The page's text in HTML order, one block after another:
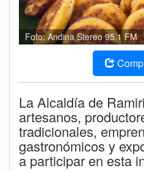
Foto: Andina Stereo 95.1 FM
La Alcaldía de
artesanos,
tradicionales,
gastronómicos y
a participar en esta